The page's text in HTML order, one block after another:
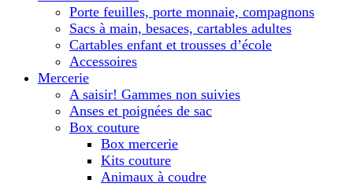
Porte feuilles, porte monnaie, compagnons
Sacs à main, besaces, cartables adultes
Cartables enfant et trousses d’école
Accessoires
Mercerie
A saisir! Gammes non suivies
Anses et poignées de sac
Box couture
Box mercerie
Kits couture
Animaux à coudre